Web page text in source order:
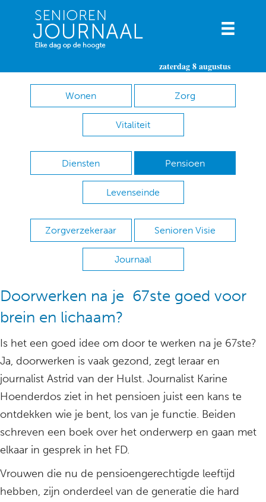
zaterdag 8 augustus
Wonen Zorg
Vitaliteit
Diensten Pensioen
Levenseinde
Zorgverzekeraar Senioren Visie
Journaal
Doorwerken na je 67ste goed voor
brein en lichaam?
Is het een goed idee om door te werken na je 67ste?
Ja, doorwerken is vaak gezond, zegt leraar en
journalist Astrid van der Hulst. Journalist Karine
Hoenderdos ziet in het pensioen juist een kans te
ontdekken wie je bent, los van je functie. Beiden
schreven een boek over het onderwerp en gaan met
elkaar in gesprek in het FD.
Vrouwen die nu de pensioengerechtigde leeftijd
hebben, zijn onderdeel van de generatie die hard